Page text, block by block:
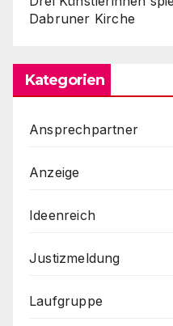
Dabruner Kirche
Kategorien
Ansprechpartner
Anzeige
Ideenreich
Justizmeldung
Laufgruppe